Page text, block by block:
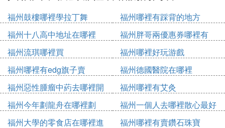
鍜屽朵漢鏈嬪弸涔樿埞錛屾硾鑸熸睙闈錛岀晠璋堜笘
鐣岋紝嬈ｈ祻涓ゅ哺緹庢櫙錛岀湅姘翠腑鏈堬紝鐪嬪
ぉ涓婃湀錛屾劅鍙椾竴妗ㄦ憞姘翠腑閾惰緣鐨勬棤灝
界編濂藉滄櫄銆
鍐呮渤宸¤埅
福州鼓樓哪裡學拉丁舞
福州哪裡有踩背的地方
福州十八高中地址在哪裡
福州胖哥兩優惠券哪裡有
福州流琪哪裡買
福州哪裡好玩游戲
福州哪裡有edg旗子賣
福州德國醫院在哪裡
福州惡性腫瘤中葯去哪裡開
福州哪裡有艾灸
福州今年劃龍舟在哪裡劃
福州一個人去哪裡散心最好
福州大學的零食店在哪裡進
福州哪裡有賣鑽石珠寶